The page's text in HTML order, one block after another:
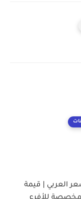
العربي | قيمة